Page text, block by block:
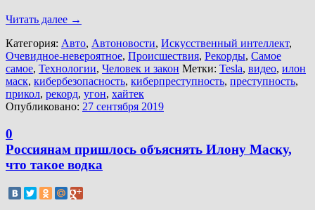
Читать далее →
Категория: Авто, Автоновости, Искусственный интеллект,
Очевидное-невероятное, Происшествия, Рекорды, Самое
самое, Технологии, Человек и закон Метки: Tesla, видео, илон
маск, кибербезопасность, киберпреступность, преступность,
прикол, рекорд, угон, хайтек
Опубликовано: 27 сентября 2019
0
Россиянам пришлось объяснять Илону Маску,
что такое водка